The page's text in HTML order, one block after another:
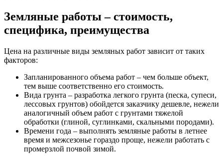
Земляные работы – стоимость,
специфика, преимущества
Цена на различные виды земляных работ зависит от таких
факторов:
Запланированного объема работ – чем больше объект,
тем выше соответственно его стоимость.
Вида грунта – разработка легкого грунта (песка, супеси,
лессовых грунтов) обойдется заказчику дешевле, нежели
аналогичный объем работ с грунтами тяжелой
обработки (глиной, суглинками, скальными породами).
Времени года – выполнять земляные работы в летнее
время и межсезонье гораздо проще, нежели работать с
промерзлой почвой зимой.